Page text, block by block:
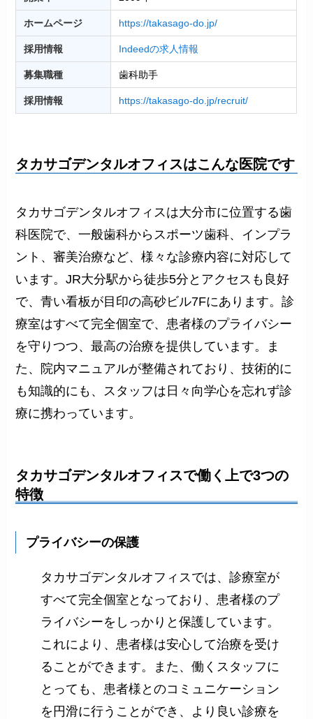
ホームページ https://takasago-do.jp/
採用情報 Indeedの求人情報
募集職種 歯科助手
採用情報 https://takasago-do.jp/recruit/
タカサゴデンタルオフィスはこんな医院です
タカサゴデンタルオフィスは大分市に位置する歯
科医院で、一般歯科からスポーツ歯科、インプラ
ント、審美治療など、様々な診療内容に対応して
います。JR大分駅から徒歩5分とアクセスも良好
で、青い看板が目印の高砂ビル7Fにあります。診
療室はすべて完全個室で、患者様のプライバシー
を守りつつ、最高の治療を提供しています。ま
た、院内マニュアルが整備されており、技術的に
も知識的にも、スタッフは日々向学心を忘れず診
療に携わっています。
タカサゴデンタルオフィスで働く上で3つの
特徴
プライバシーの保護
タカサゴデンタルオフィスでは、診療室が
すべて完全個室となっており、患者様のプ
ライバシーをしっかりと保護しています。
これにより、患者様は安心して治療を受け
ることができます。また、働くスタッフに
とっても、患者様とのコミュニケーション
を円滑に行うことができ、より良い診療を